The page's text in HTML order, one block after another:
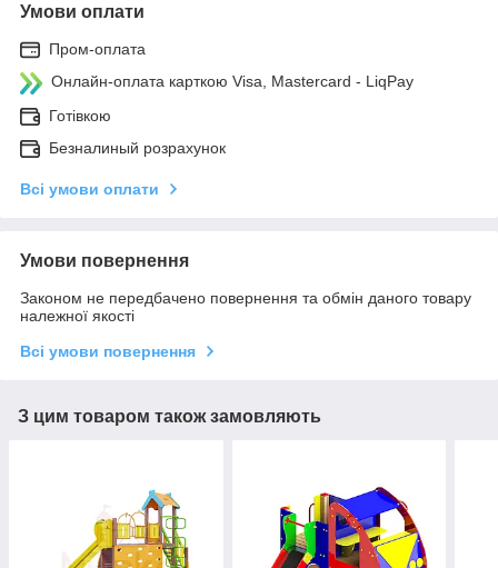
Умови оплати
Пром-оплата
Онлайн-оплата карткою Visa, Mastercard - LiqPay
Готівкою
Безналиный розрахунок
Всі умови оплати
Умови повернення
Законом не передбачено повернення та обмін даного товару
належної якості
Всі умови повернення
З цим товаром також замовляють